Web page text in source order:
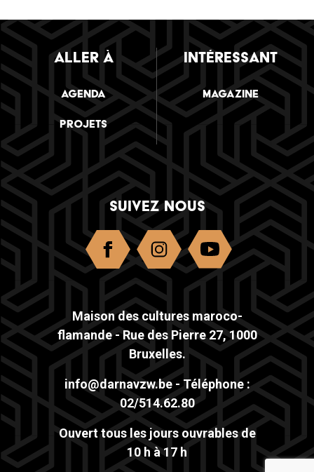
ALLER À
Agenda
Projets
INTÉRESSANT
Magazine
SUIVEZ NOUS
Maison des cultures maroco-
flamande - Rue des Pierre 27, 1000
Bruxelles.
info@darnavzw.be- Téléphone :
02/514.62.80
Ouvert tous les jours ouvrables de
10 h à 17 h